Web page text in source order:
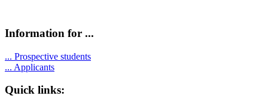
Information for ...
... Prospective students
... Applicants
Quick links: